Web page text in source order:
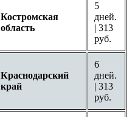
Костромская
область
5
дней.
| 313
руб.
Краснодарский
край
6
дней.
| 313
руб.